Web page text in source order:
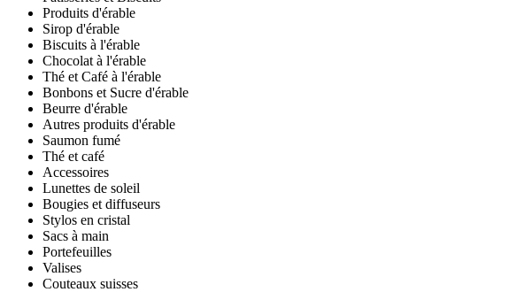
Produits d'érable
Sirop d'érable
Biscuits à l'érable
Chocolat à l'érable
Thé et Café à l'érable
Bonbons et Sucre d'érable
Beurre d'érable
Autres produits d'érable
Saumon fumé
Thé et café
Accessoires
Lunettes de soleil
Bougies et diffuseurs
Stylos en cristal
Sacs à main
Portefeuilles
Valises
Couteaux suisses